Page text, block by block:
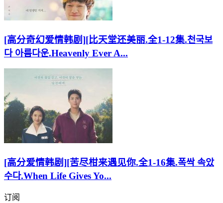
[高分奇幻爱情韩剧][比天堂还美丽.全1-12集.천국보
다 아름다운.Heavenly Ever A...
[高分爱情韩剧][苦尽柑来遇见你.全1-16集.폭싹 속았
수다.When Life Gives Yo...
订阅